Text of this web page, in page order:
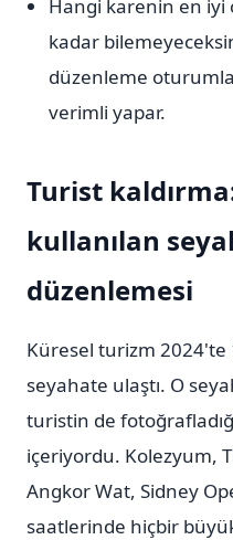
Hangi karenin en
kadar
düzenleme
verimli yapar.
Turist
kullanılan
düzenlemesi
Küresel turizm 2024'te
seyahate ulaştı. O
turistin de
içeriyordu. Kolezyum,
Angkor Wat, Sidney
saatlerinde hiçbir